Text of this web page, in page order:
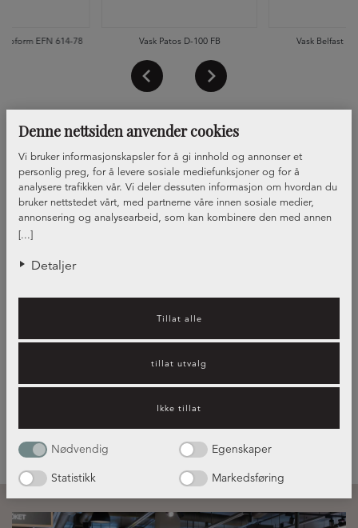
Denne nettsiden anvender cookies
[...]
Vi bruker informasjonskapsler for å gi innhold og annonser et
personlig preg, for å levere sosiale mediefunksjoner og for å
analysere trafikken vår. Vi deler dessuten informasjon om hvordan du
bruker nettstedet vårt, med partnerne våre innen sosiale medier,
annonsering og analysearbeid, som kan kombinere den med annen
informasjon du har gjort tilgjengelig for dem, eller som de har samlet
Detaljer
Tillat alle
tillat utvalg
Ikke tillat
Nødvendig
Egenskaper
Statistikk
Markedsføring
EFN 614-78 Vask Patos D-100 FB Vask Belfast
Kjøkkeninspirasjon – hvilket
kjøkken passer best for deg?
Les mer her!